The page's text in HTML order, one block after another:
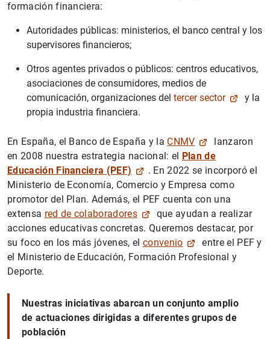
formación financiera:
Autoridades públicas: ministerios, el banco central y los
supervisores financieros;
Otros agentes privados o públicos: centros educativos,
asociaciones de consumidores, medios de
comunicación, organizaciones del tercer sector
y la
propia industria financiera.
En España, el Banco de España y la CNMV
lanzaron
en 2008 nuestra estrategia nacional: el Plan de
Educación Financiera (PEF)
. En 2022 se incorporó el
Ministerio de Economía, Comercio y Empresa como
promotor del Plan. Además, el PEF cuenta con una
extensa red de colaboradores
que ayudan a realizar
acciones educativas concretas. Queremos destacar, por
su foco en los más jóvenes, el convenio
entre el PEF y
el Ministerio de Educación, Formación Profesional y
Deporte.
Nuestras iniciativas abarcan un conjunto amplio
de actuaciones dirigidas a diferentes grupos de
población
1 2